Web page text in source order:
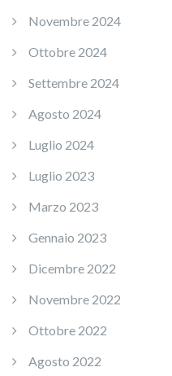
Novembre 2024
Ottobre 2024
Settembre 2024
Agosto 2024
Luglio 2024
Luglio 2023
Marzo 2023
Gennaio 2023
Dicembre 2022
Novembre 2022
Ottobre 2022
Agosto 2022